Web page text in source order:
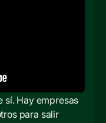
sí. Hay empresas
para salir